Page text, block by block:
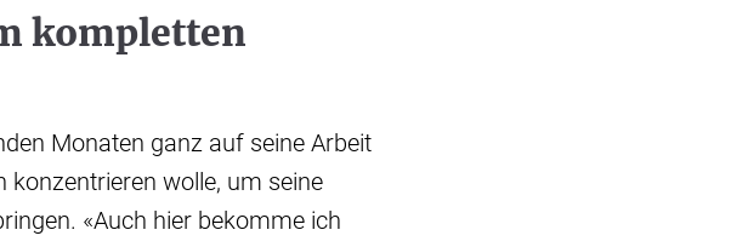
kompletten
Monaten ganz auf seine Arbeit
konzentrieren wolle, um seine
«Auch hier bekomme ich